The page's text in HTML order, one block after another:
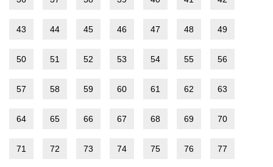
43 44 45 46 47 48 49
50 51 52 53 54 55 56
57 58 59 60 61 62 63
64 65 66 67 68 69 70
71 72 73 74 75 76 77